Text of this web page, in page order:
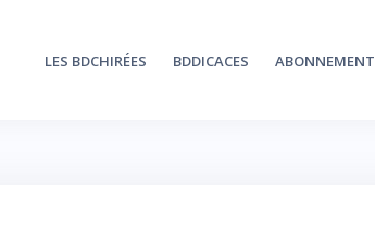
LES BDCHIRÉES BDDICACES ABONNEMENT